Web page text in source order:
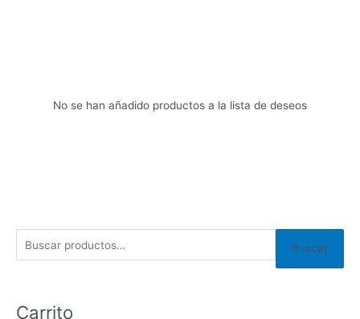
No se han añadido productos a la lista de deseos
Buscar
Carrito